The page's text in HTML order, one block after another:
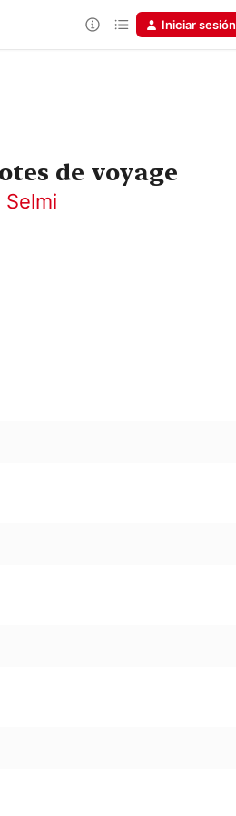
Iniciar sesión
de voyage